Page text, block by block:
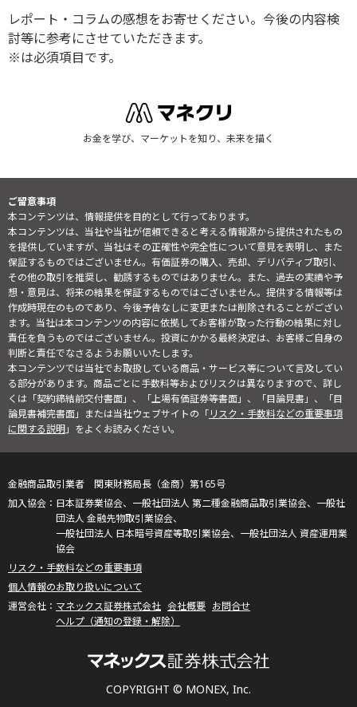
レポート・コラムの感想をお寄せください。今後の内容検
討等に参考にさせていただきます。
※は必須項目です。
お金を学び、マーケットを知り、未来を描く
ご留意事項
本コンテンツは、情報提供を目的として行っております。
本コンテンツは、当社や当社が信頼できると考える情報源から提供されたもの
を提供していますが、当社はその正確性や完全性について意見を表明し、また
保証するものではございません。有価証券の購入、売却、デリバティブ取引、
その他の取引を推奨し、勧誘するものではありません。また、過去の実績や予
想・意見は、将来の結果を保証するものではございません。提供する情報等は
作成時現在のものであり、今後予告なしに変更または削除されることがござい
ます。当社は本コンテンツの内容に依拠してお客様が取った行動の結果に対し
責任を負うものではございません。投資にかかる最終決定は、お客様ご自身の
判断と責任でなさるようお願いいたします。
本コンテンツでは当社でお取扱している商品・サービス等について言及してい
る部分があります。商品ごとに手数料等およびリスクは異なりますので、詳し
くは「契約締結前交付書面」、「上場有価証券等書面」、「目論見書」、「目
論見書補完書面」または当社ウェブサイトの「リスク・手数料などの重要事項
に関する説明」をよくお読みください。
COPYRIGHT © MONEX, Inc.
金融商品取引業者 関東財務局長（金商）第165号
日本証券業協会、一般社団法人 第二種金融商品取引業協会、一般社
団法人 金融先物取引業協会、
一般社団法人 日本暗号資産等取引業協会、一般社団法人 資産運用業
協会
リスク・手数料などの重要事項
個人情報のお取り扱いについて
マネックス証券株式会社 会社概要 お問合せ
ヘルプ（通知の登録・解除）